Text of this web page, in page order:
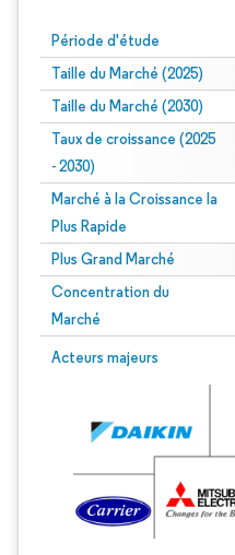
Période d'étude
Taille du Marché (2025)
Taille du Marché (2030)
Taux de croissance (2025
- 2030)
Marché à la Croissance la
Plus Rapide
Plus Grand Marché
Concentration du
Marché
Acteurs majeurs
Image © Mordor Intelligence. La